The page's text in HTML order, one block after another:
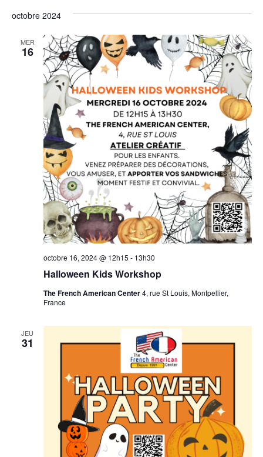
octobre 2024
MER
16
Halloween Kids Workshop
octobre 16, 2024 @ 12h15 - 13h30
The French American Center4, rue St Louis, Montpellier,
France
JEU
31